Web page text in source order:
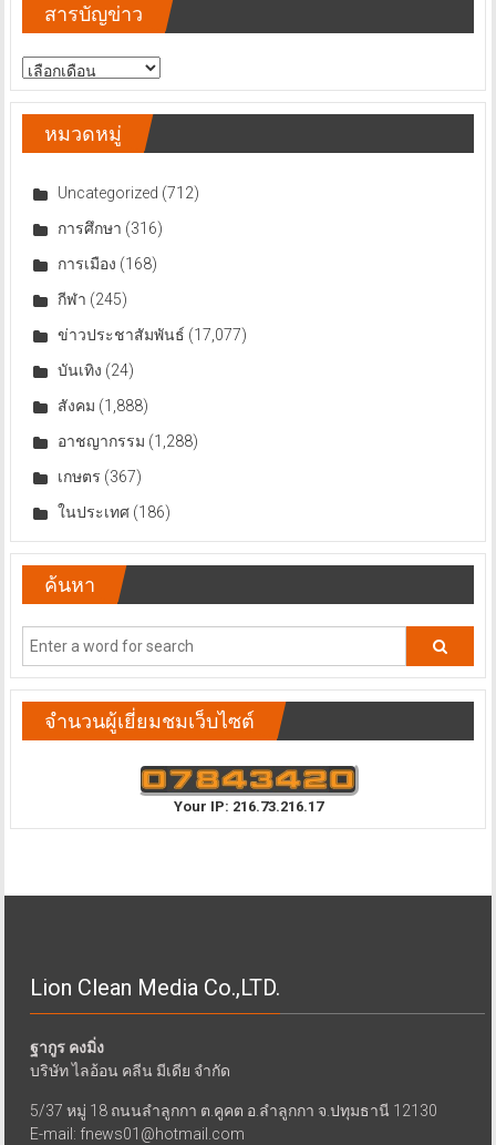
สารบัญข่าว
สารบัญ
ข่าว
หมวดหมู่
Uncategorized (712)
การศึกษา (316)
การเมือง (168)
กีฬา (245)
ข่าวประชาสัมพันธ์ (17,077)
บันเทิง (24)
สังคม (1,888)
อาชญากรรม (1,288)
เกษตร (367)
ในประเทศ(186)
ค้นหา
จำนวนผู้เยี่ยมชมเว็บไซต์
Your IP: 216.73.216.17
Lion Clean Media Co.,LTD.
ฐากูร คงมิ่ง
บริษัท ไลอ้อน คลีน มีเดีย จำกัด
5/37 หมู่ 18 ถนนลำลูกกา ต.คูคต อ.ลำลูกกา จ.ปทุมธานี 12130
E-mail: fnews01@hotmail.com